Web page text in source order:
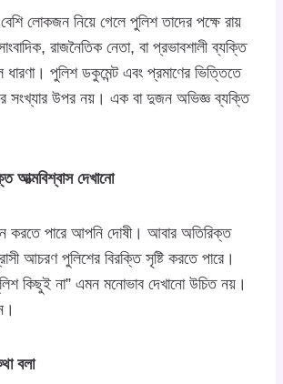
লোকজন নিয়ে গেলে পুলিশ তাদের পক্ষে রায়
রাজনৈতিক নেতা, বা প্রভাবশালী ব্যক্তি
পুলিশ ডকুমেন্ট এবং প্রমাণের ভিত্তিতে
সংখ্যার উপর নয়। এক বা দুজন অভিজ্ঞ ব্যক্তি
আত্মবিশ্বাস দেখানো
করতে পারে আপনি দোষী। আবার অতিরিক্ত
আচরণ পুলিশের বিরক্তি সৃষ্টি করতে পারে।
কিছুই না” এমন মনোভাব দেখানো উচিত নয়।
বলা